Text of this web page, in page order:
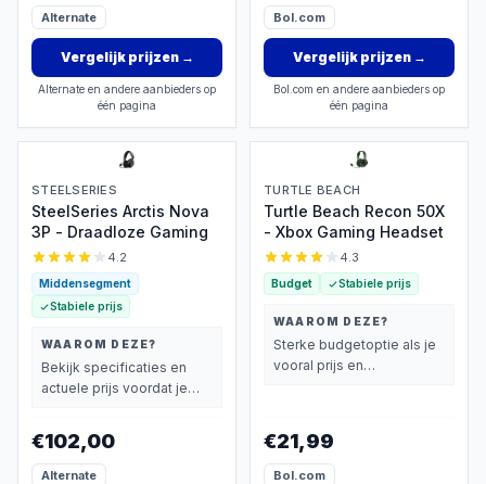
Alternate
Vergelijk prijzen→
Alternate en andere aanbieders op
één pagina
Bol.com
Vergelijk prijzen→
Bol.com en andere aanbieders op
één pagina
STEELSERIES
SteelSeries Arctis Nova
3P - Draadloze Gaming
4.2
Middensegment
Stabiele prijs
WAAROM DEZE?
Bekijk specificaties en
actuele prijs voordat je
€102,00
Alternate
TURTLE BEACH
Turtle Beach Recon 50X
- Xbox Gaming Headset
4.3
Budget Stabiele prijs
WAAROM DEZE?
Sterke budgetoptie als je
vooral prijs en
€21,99
Bol.com